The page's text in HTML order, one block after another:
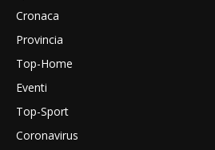
Cronaca
Provincia
Top-Home
Eventi
Top-Sport
Coronavirus